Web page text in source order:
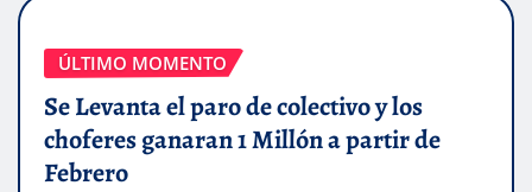
ÚLTIMO MOMENTO
Se Levanta el paro de colectivo y los
choferes ganaran 1 Millón a partir de
Febrero